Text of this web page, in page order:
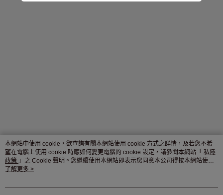
本網站中使用 cookie，欲查詢有關本網站使用 cookie 方式之詳情，及若您不希
望在電腦上使用 cookie 時應如何變更電腦的 cookie 設定，請參閱本網站「 私隱
政策 」之 Cookie 聲明。您繼續使用本網站即表示您同意本公司得按本網站使用
條款之 Cookie 聲明使用 cookie。
了解更多 >